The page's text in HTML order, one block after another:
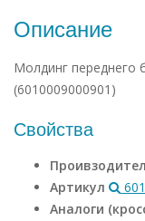
Описание
Молдинг переднего
(6010009000901)
Свойства
Артикул
Аналоги